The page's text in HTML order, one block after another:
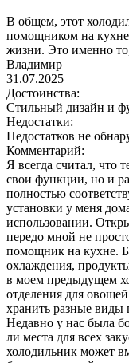
В общем, этот
помощником на
жизни. Это именно
Владимир
31.07.2025
Достоинства:
Cтильный дизайн и
Недостатки:
Недостатков не
Комментарий:
Я всегда считал, что
свои функции, но и
полностью
установки у меня
использовании.
передо мной не
помощник на кухне.
охлаждения,
в моем предыдущем
отделения для
хранить разные виды
Недавно у нас была
ли места для всех
холодильник может